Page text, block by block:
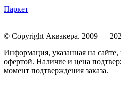
Паркет
© Copyright Аквакера. 2009 —
Информация, указанная на сайте,
офертой. Наличие и цена
момент подтверждения заказа.